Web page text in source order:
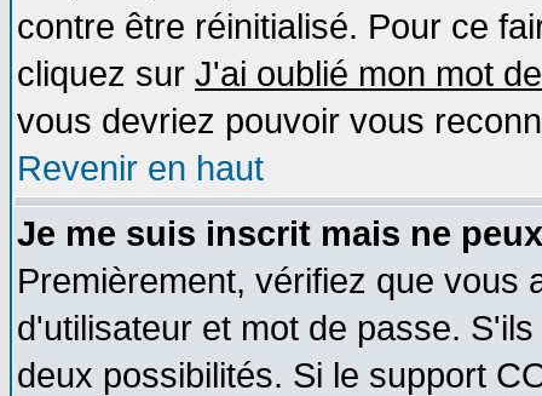
contre être réinitialisé. Pour ce
cliquez sur J'ai oublié mon mot
vous devriez pouvoir vous
Revenir en haut
Je me suis inscrit mais ne
Premièrement, vérifiez que vous
d'utilisateur et mot de passe.
deux possibilités. Si le support